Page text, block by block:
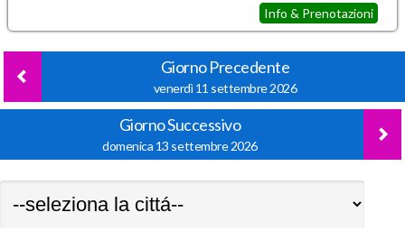
Info & Prenotazioni
Giorno Precedente
venerdì 11 settembre 2026
Giorno Successivo
domenica 13 settembre 2026